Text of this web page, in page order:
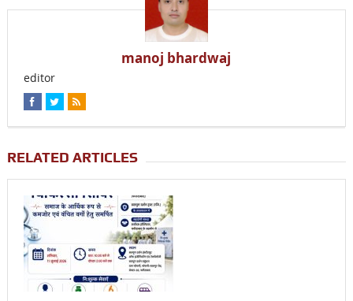
manoj bhardwaj
editor
RELATED ARTICLES